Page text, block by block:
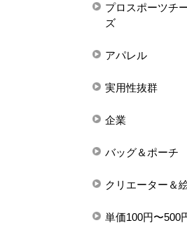
プロスポーツチ
ズ
アパレル
実用性抜群
企業
バッグ＆ポーチ
クリエーター＆
単価100円〜500